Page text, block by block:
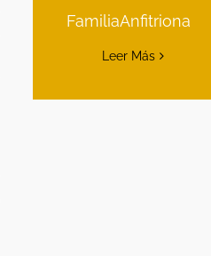
FamiliaAnfitriona
Leer Más